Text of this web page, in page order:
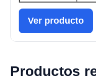
Ver producto
Productos